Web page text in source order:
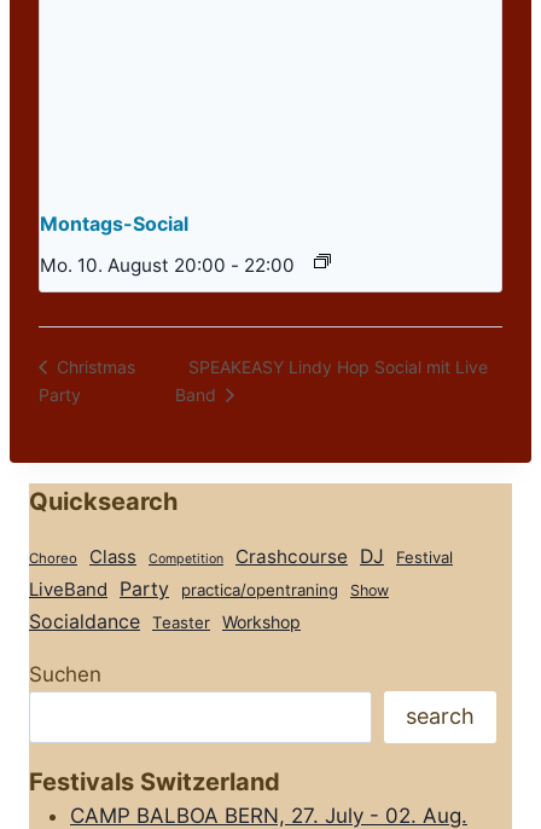
Montags-Social
Mo. 10. August 20:00 - 22:00
Christmas
Party
SPEAKEASY Lindy Hop Social mit Live
Band
Quicksearch
Choreo Class Competition Crashcourse DJ Festival
LiveBand Party practica/opentraning Show
Socialdance Teaster Workshop
Suchen
search
Festivals Switzerland
CAMP BALBOA BERN, 27. July - 02. Aug.